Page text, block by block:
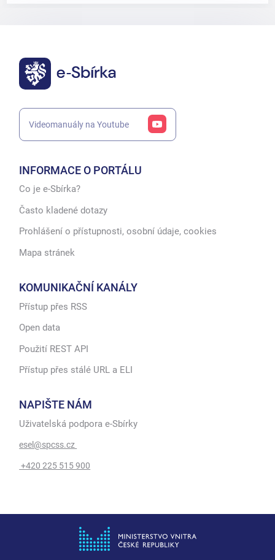
Videomanuály na Youtube
INFORMACE O PORTÁLU
Co je e-Sbírka?
Často kladené dotazy
Prohlášení o přístupnosti, osobní údaje, cookies
Mapa stránek
KOMUNIKAČNÍ KANÁLY
Přístup přes RSS
Open data
Použití REST API
Přístup přes stálé URL a ELI
NAPIŠTE NÁM
Uživatelská podpora e-Sbírky
esel@spcss.cz
+420 225 515 900